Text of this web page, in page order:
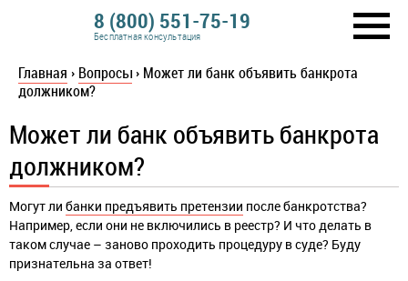
8 (800) 551-75-19
Бесплатная консультация
Главная › Вопросы › Может ли банк объявить банкрота
должником?
Может ли банк объявить банкрота
должником?
Могут ли банки предъявить претензии после банкротства?
Например, если они не включились в реестр? И что делать в
таком случае – заново проходить процедуру в суде? Буду
признательна за ответ!